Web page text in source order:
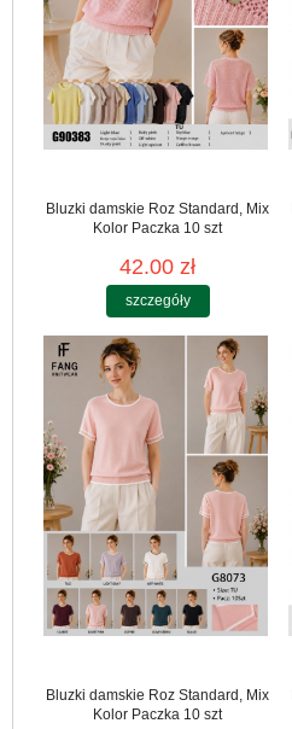
Bluzki damskie Roz Standard, Mix
Kolor Paczka 10 szt
42.00 zł
szczegóły
Bluzki damskie Roz Standard, Mix
Kolor Paczka 10 szt